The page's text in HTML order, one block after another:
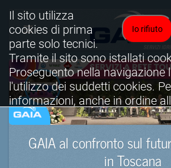
GAIA al confronto sul
in Toscana
Io rifiuto
Il sito utilizza
cookies di prima
parte solo tecnici.
Tramite il sito sono istallati
Proseguento nella navigazione
l'utilizzo dei suddetti cookies.
informazioni, anche in ordine
è possibile consultare
completa.
Visualizza informativa